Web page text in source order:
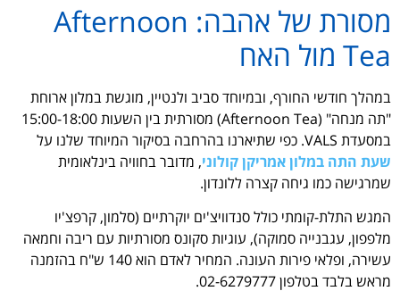
מסורת של אהבה: Afternoon
Tea מול האח
במהלך חודשי החורף, ובמיוחד סביב ולנטיין, מוגשת במלון ארוחת
"תה מנחה" (Afternoon Tea) מסורתית בין השעות 15:00-18:00
במסעדת VALS. כפי שתיארנו בהרחבה בסיקור המיוחד שלנו על
שעת התה במלון אמריקן קולוני, מדובר בחוויה בינלאומית
שמרגישה כמו גיחה קצרה ללונדון.
המגש התלת-קומתי כולל סנדוויצ'ים יוקרתיים (סלמון, קרפצ'יו
מלפפון, עגבנייה סמוקה), עוגיות סקונס מסורתיות עם ריבה וחמאה
עשירה, ופלאי פירות העונה. המחיר לאדם הוא 140 ש"ח בהזמנה
מראש בלבד בטלפון 02-6279777.